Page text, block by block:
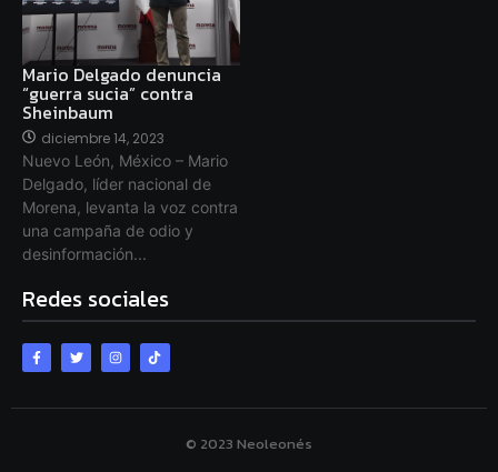
Mario Delgado denuncia
“guerra sucia” contra
Sheinbaum
diciembre 14, 2023
Nuevo León, México – Mario
Delgado, líder nacional de
Morena, levanta la voz contra
una campaña de odio y
desinformación...
Redes sociales
© 2023 Neoleonés